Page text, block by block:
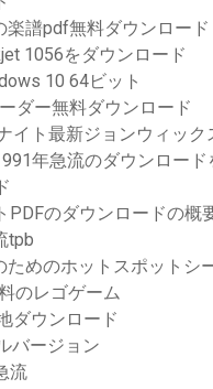
楽譜pdf無料ダウンロード
1056をダウンロード
10 64ビット
ダー無料ダウンロード
イト最新ジョンウィック
年急流のダウンロード
PDFのダウンロードの概
tpb
めのホットスポットシ
のレゴゲーム
ダウンロード
バージョン
流